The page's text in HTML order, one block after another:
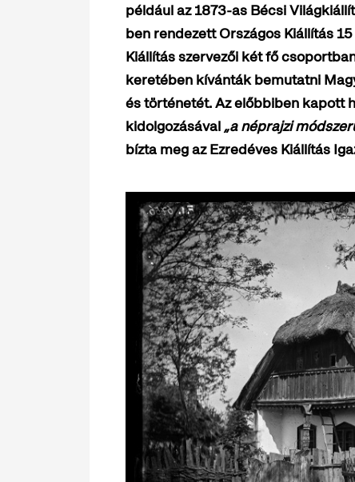
például az 1873-as Bécsi
ben rendezett Országos Kiállítás
Kiállítás szervezői két fő
keretében kívánták bemutatni
és történetét. Az előbbiben kapott
kidolgozásával„a néprajzi
bízta meg az Ezredéves Kiállítás